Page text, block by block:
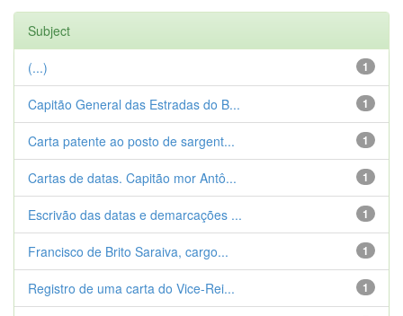
Subject
1
(...)
1
Capitão General das Estradas do B...
1
Carta patente ao posto de sargent...
1
Cartas de datas. Capitão mor Antô...
1
Escrivão das datas e demarcações ...
1
Francisco de Brito Saraiva, cargo...
1
Registro de uma carta do Vice-Rei...